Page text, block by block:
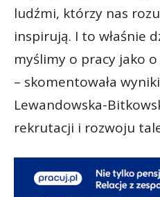
ludźmi, którzy nas
inspirują. I to właśnie
myślimy o pracy jako
– skomentowała
Lewandowska-
rekrutacji i rozwoju